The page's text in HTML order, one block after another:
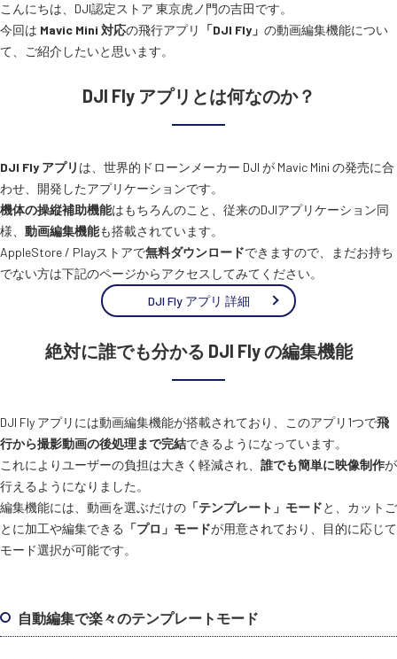
取扱店舗一覧
SEKIDO
SEKIDO 会社概要
こんにちは、DJI認定ストア 東京虎ノ門の吉田です。
今回は Mavic Mini 対応の飛行アプリ 「DJI Fly」 の動画編集機能につい
て、ご紹介したいと思います。
DJI Fly アプリとは何なのか？
DJI Fly アプリ は、世界的ドローンメーカー DJI が Mavic Mini の発売に合
わせ、開発したアプリケーションです。
機体の操縦補助機能はもちろんのこと、従来のDJIアプリケーション同
様、 動画編集機能も搭載されています。
AppleStore / Playストアで無料ダウンロードできますので、まだお持ち
でない方は下記のページからアクセスしてみてください。
DJI Fly アプリ 詳細
絶対に誰でも分かる DJI Fly の編集機能
DJI Fly アプリには動画編集機能が搭載されており、このアプリ1つで飛
行から撮影動画の後処理まで完結できるようになっています。
これによりユーザーの負担は大きく軽減され、 誰でも簡単に映像制作が
行えるようになりました。
編集機能には、動画を選ぶだけの 「テンプレート」モードと、カットご
とに加工や編集できる 「プロ」モードが用意されており、目的に応じて
モード選択が可能です。
自動編集で楽々のテンプレートモード